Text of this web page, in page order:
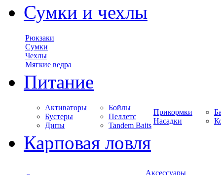
Сумки и чехлы
Рюкзаки
Сумки
Чехлы
Мягкие ведра
Питание
Активаторы
Бустеры
Дипы
Бойлы
Пеллетс
Tandem Baits
Прикормки
Насадки
Карповая ловля
Аксессуары